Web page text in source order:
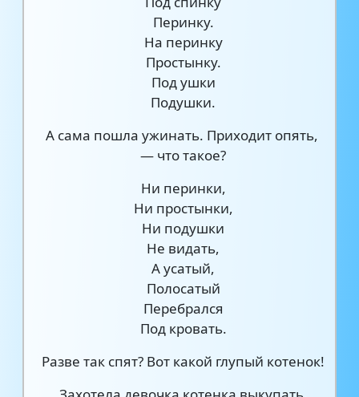
Перинку.
На перинку
Простынку.
Под ушки
Подушки.
А сама пошла ужинать. Приходит опять,
— что такое?
Ни перинки,
Ни простынки,
Ни подушки
Не видать,
А усатый,
Полосатый
Перебрался
Под кровать.
Разве так спят? Вот какой глупый котенок!